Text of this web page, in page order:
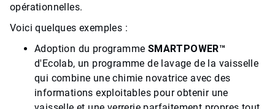
opérationnelles.​​​​​​​
Voici quelques exemples :
Adoption du programme SMARTPOWER™
d'Ecolab, un programme de lavage de la vaisselle
qui combine une chimie novatrice avec des
informations exploitables pour obtenir une